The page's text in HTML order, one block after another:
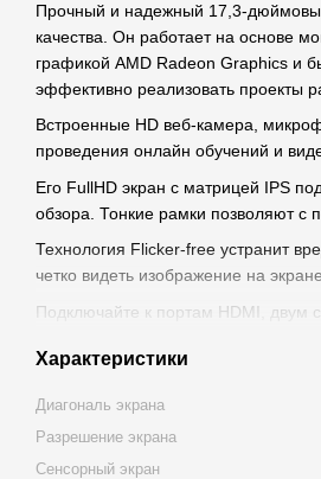
Прочный и надежный 17,3-
качества. Он работает на основе
графикой AMD Radeon Graphics и
эффективно реализовать проекты
Встроенные HD веб-камера,
проведения онлайн обучений и
Его FullHD экран с матрицей IPS
обзора. Тонкие рамки позволяют с
Технология Flicker-free устранит
четко видеть изображение на
Подключайте к портам HDMI, двум
беспроводную технологию Wi-Fi 6,
обеспечивает длительную
Характеристики
Диагональ экрана
Разрешение экрана
Сенсорный экран